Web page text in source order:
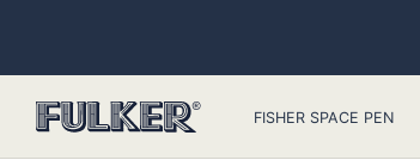
FISHER SPACE PEN